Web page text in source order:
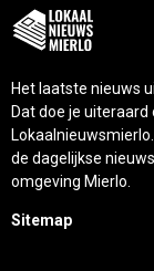
Het laatste nieuws
Dat doe je uiteraard
de dagelijkse
omgeving Mierlo.
Sitemap